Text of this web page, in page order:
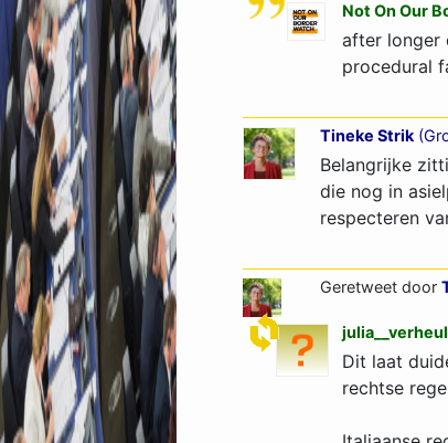
Not On Our
after longer
procedural
Tineke Strik (
Belangrijke
die nog in
respecteren
Geretweet door
julia__verheul
Dit laat
rechtse